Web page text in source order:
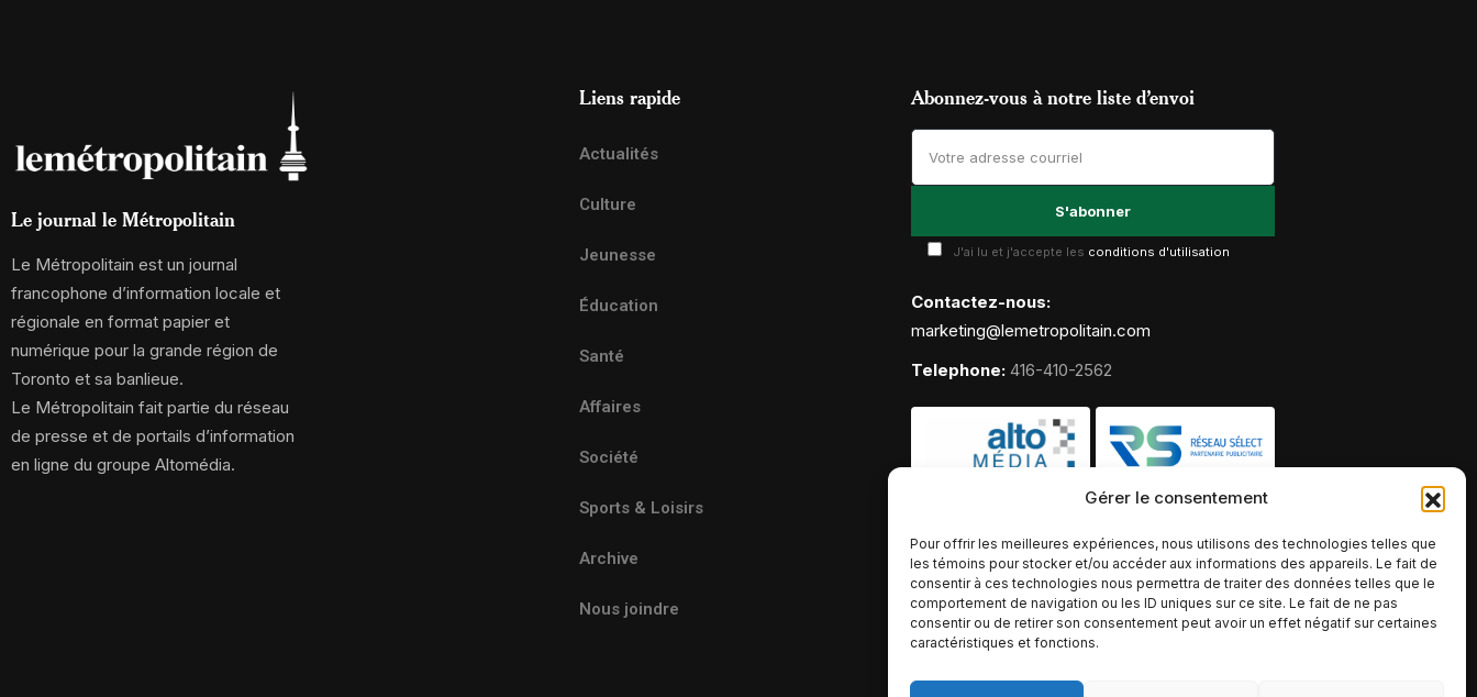
Gérer le consentement
Pour offrir les meilleures expériences, nous utilisons des technologies telles que
les témoins pour stocker et/ou accéder aux informations des appareils. Le fait de
consentir à ces technologies nous permettra de traiter des données telles que le
comportement de navigation ou les ID uniques sur ce site. Le fait de ne pas
consentir ou de retirer son consentement peut avoir un effet négatif sur certaines
caractéristiques et fonctions.
Le journal le Métropolitain
Le Métropolitain est un journal
francophone d’information locale et
régionale en format papier et
numérique pour la grande région de
Toronto et sa banlieue.
Le Métropolitain fait partie du réseau
de presse et de portails d’information
en ligne du groupe Altomédia.
Liens rapide
Actualités
Culture
Jeunesse
Éducation
Santé
Affaires
Société
Sports & Loisirs
Archive
Nous joindre
Abonnez-vous à notre liste d’envoi
J'ai lu et j'accepte les conditions d'utilisation
Contactez-nous:
marketing@lemetropolitain.com
Telephone: 416-410-2562